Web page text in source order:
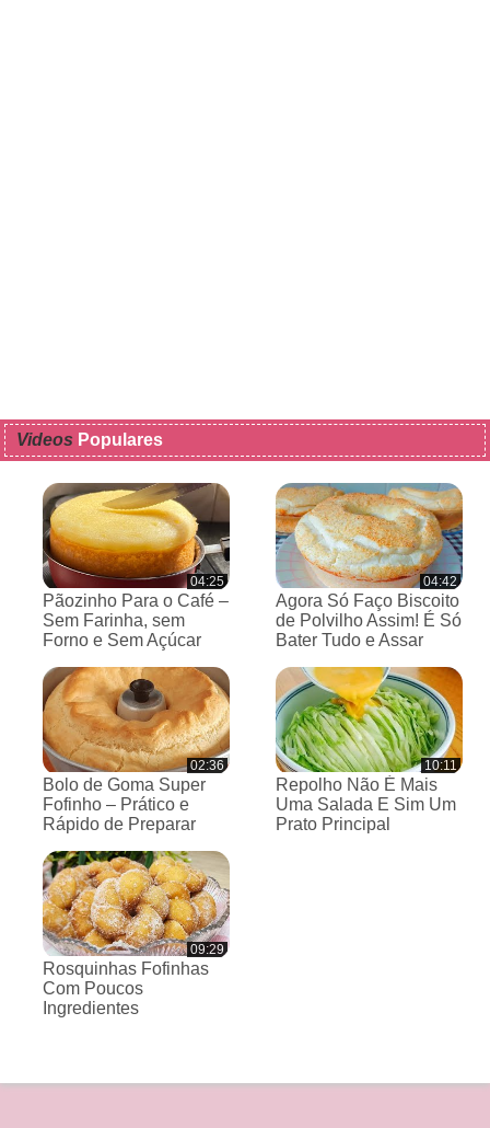
Videos Populares
04:25
Pãozinho Para o Café –
Sem Farinha, sem
Forno e Sem Açúcar
04:42
Agora Só Faço Biscoito
de Polvilho Assim! É Só
Bater Tudo e Assar
02:36
Bolo de Goma Super
Fofinho – Prático e
Rápido de Preparar
10:11
Repolho Não É Mais
Uma Salada E Sim Um
Prato Principal
09:29
Rosquinhas Fofinhas
Com Poucos
Ingredientes